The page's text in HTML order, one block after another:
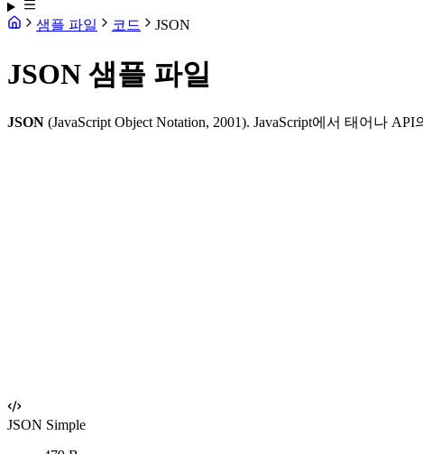
샘플 파일 코드 JSON
JSON 샘플 파일
JSON (JavaScript Object Notation, 2001). JavaScript에서 태어나
JSON Simple